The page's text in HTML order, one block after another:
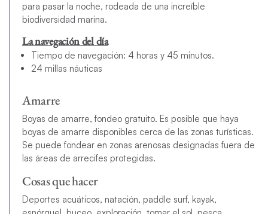
para pasar la noche, rodeada de una increíble
biodiversidad marina.
La navegación del día
Tiempo de navegación: 4 horas y 45 minutos.
24 millas náuticas
Amarre
Boyas de amarre, fondeo gratuito. Es posible que haya
boyas de amarre disponibles cerca de las zonas turísticas.
Se puede fondear en zonas arenosas designadas fuera de
las áreas de arrecifes protegidas.
Cosas que hacer
Deportes acuáticos, natación, paddle surf, kayak,